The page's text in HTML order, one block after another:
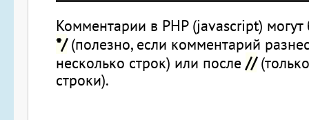
Комментарии в PHP (javascript)
*/(полезно, если комментарий
несколько строк) или после //
строки).